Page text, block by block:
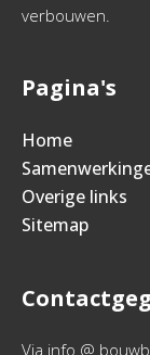
verbouwen.
Pagina's
Home
Overige links
Sitemap
Via info @